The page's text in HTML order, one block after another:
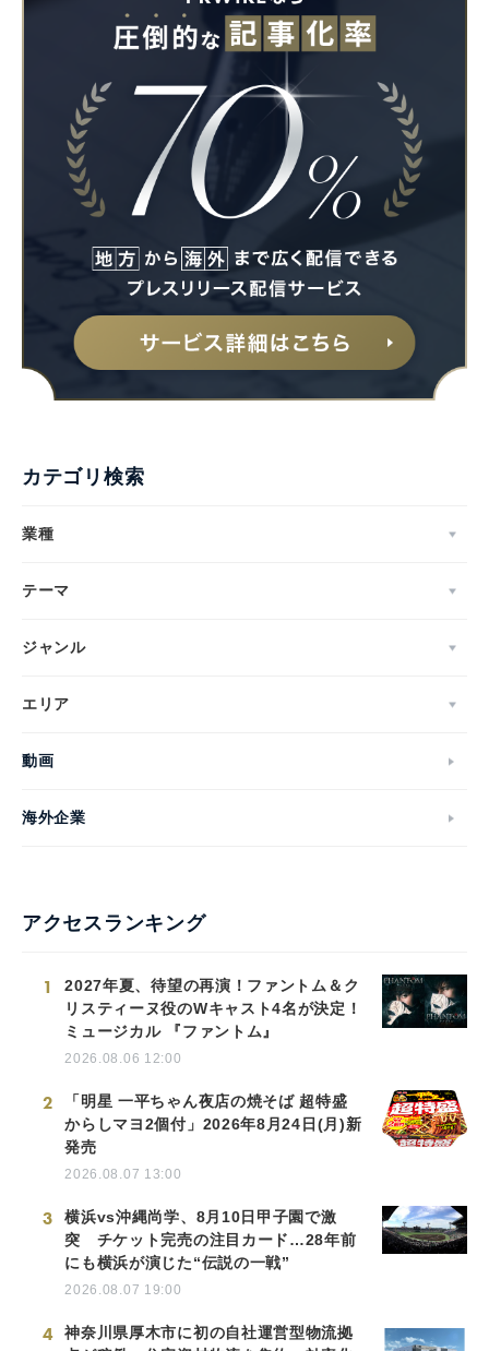
カテゴリ検索
業種
テーマ
ジャンル
エリア
動画
海外企業
アクセスランキング
1
2027年夏、待望の再演！ファントム＆ク
リスティーヌ役のWキャスト4名が決定！
ミュージカル 『ファントム』
2026.08.06 12:00
2
「明星 一平ちゃん夜店の焼そば 超特盛
からしマヨ2個付」2026年8月24日(月)新
発売
2026.08.07 13:00
3
横浜vs沖縄尚学、8月10日甲子園で激
突 チケット完売の注目カード…28年前
にも横浜が演じた“伝説の一戦”
2026.08.07 19:00
4
神奈川県厚木市に初の自社運営型物流拠